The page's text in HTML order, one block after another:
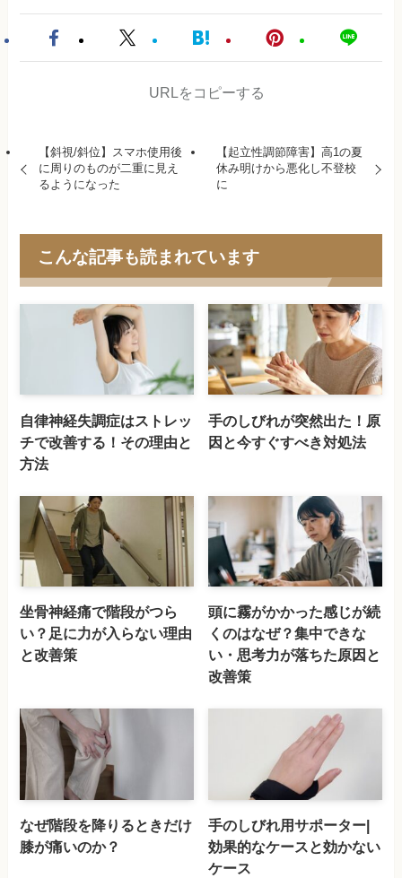
URLをコピーする
【斜視/斜位】スマホ使用後
に周りのものが二重に見え
るようになった
【起立性調節障害】高1の夏
休み明けから悪化し不登校
に
こんな記事も読まれています
自律神経失調症はストレッ
チで改善する！その理由と
方法
手のしびれが突然出た！原
因と今すぐすべき対処法
坐骨神経痛で階段がつら
い？足に力が入らない理由
と改善策
頭に霧がかかった感じが続
くのはなぜ？集中できな
い・思考力が落ちた原因と
改善策
なぜ階段を降りるときだけ
膝が痛いのか？
手のしびれ用サポーター|
効果的なケースと効かない
ケース